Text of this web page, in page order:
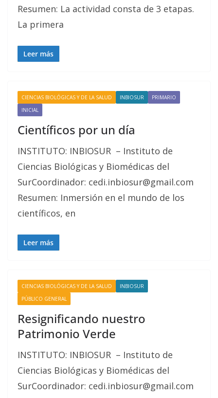
Resumen: La actividad consta de 3 etapas.
La primera
Leer más
CIENCIAS BIOLÓGICAS Y DE LA SALUD INBIOSUR
PRIMARIO
INICIAL
Científicos por un día
INSTITUTO: INBIOSUR – Instituto de
Ciencias Biológicas y Biomédicas del
SurCoordinador: cedi.inbiosur@gmail.com
Resumen: Inmersión en el mundo de los
científicos, en
Leer más
CIENCIAS BIOLÓGICAS Y DE LA SALUD
INBIOSUR
PÚBLICO GENERAL
Resignificando nuestro
Patrimonio Verde
INSTITUTO: INBIOSUR – Instituto de
Ciencias Biológicas y Biomédicas del
SurCoordinador: cedi.inbiosur@gmail.com